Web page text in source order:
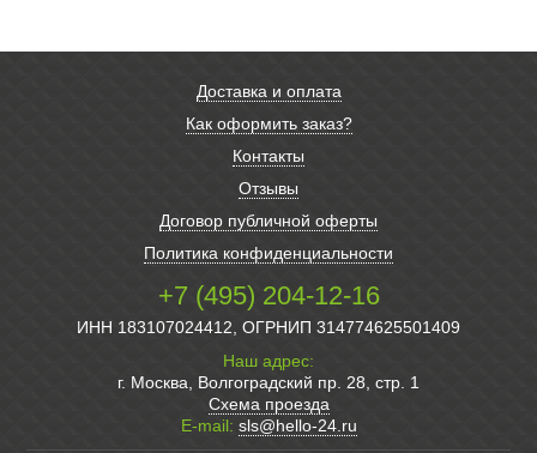
Доставка и оплата
Как оформить заказ?
Контакты
Отзывы
Договор публичной оферты
Политика конфиденциальности
+7 (495) 204-12-16
ИНН 183107024412, ОГРНИП 314774625501409
Наш адрес:
г. Москва, Волгоградский пр. 28, стр. 1
Схема проезда
E-mail: sls@hello-24.ru